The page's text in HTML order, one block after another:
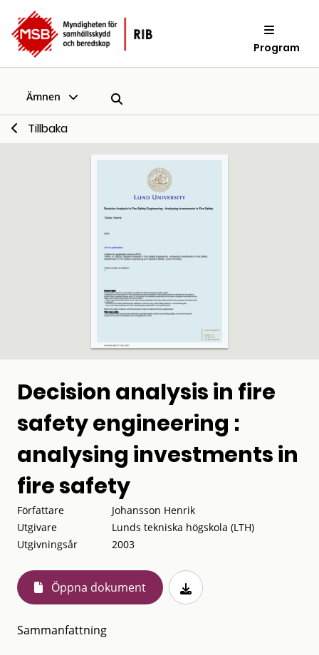
Program
Ämnen
Tillbaka
Decision analysis in fire
safety engineering :
analysing investments in
fire safety
Författare
Johansson Henrik
Utgivare
Lunds tekniska högskola (LTH)
Utgivningsår
2003
Öppna dokument
Sammanfattning